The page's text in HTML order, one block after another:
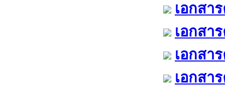
เอกสา
เอกสา
เอกสา
เอกสา